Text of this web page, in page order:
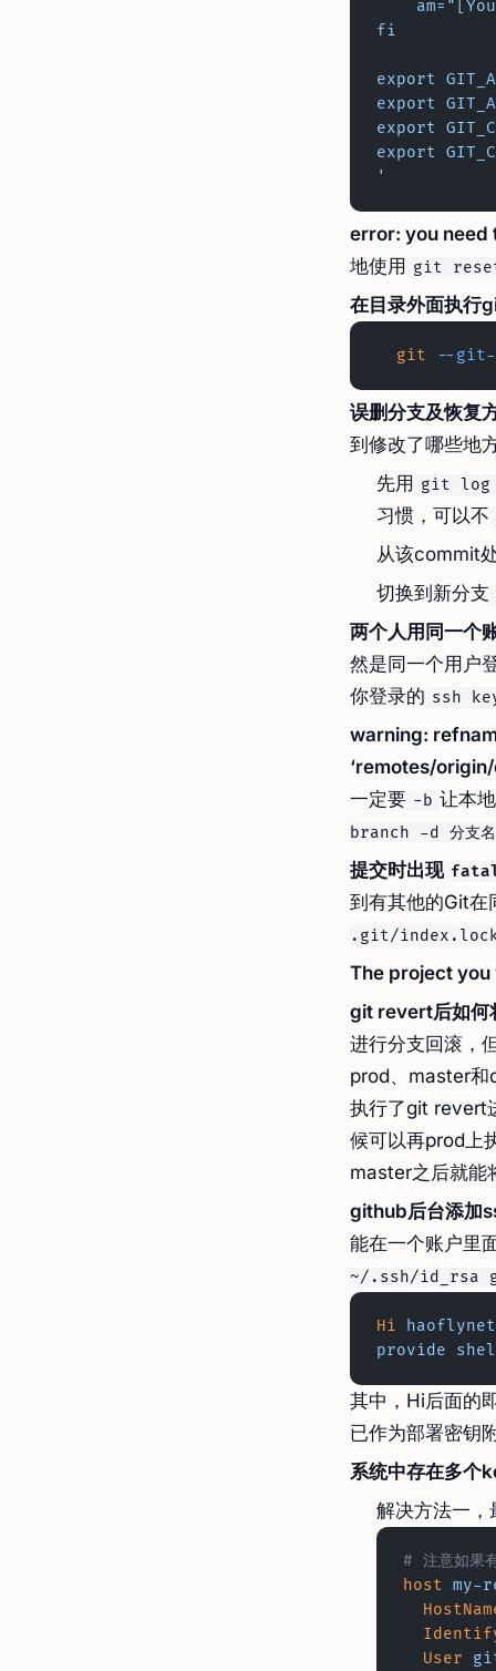
fi
export
export
export
export
'
error: you need
地使用 git
在目录外面执行
  git
--git-
误删分支及恢复
到修改了哪些地
先用 git log
习惯，可以不
从该commit
切换到新分支
两个人用同一个
然是同一个用户
你登录的 ssh
warning:
‘remotes/origin/
一定要 -b 让本
branch -d 分支名
提交时出现
到有其他的Git在
.git/
The project
git revert后如何
进行分支回滚，
prod、master和
执行了git revert
候可以再prod上
master之后就能
github后台添加
能在一个账户里
~/.ssh/id_rsa
Hi
provide
其中，Hi后面的
已作为部署密钥
系统中存在多个
解决方法一，
# 注意如
host my-
  User